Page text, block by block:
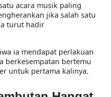
acara musik paling
jika salah satu
turut hadir
ia mendapat perlakuan
berkesempatan bertemu
untuk pertama kalinya.